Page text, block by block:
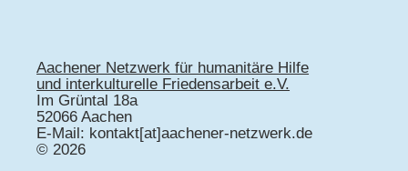
Aachener Netzwerk für humanitäre Hilfe
und interkulturelle Friedensarbeit e.V.
Im Grüntal 18a
52066 Aachen
E-Mail: kontakt[at]aachener-netzwerk.de
© 2026